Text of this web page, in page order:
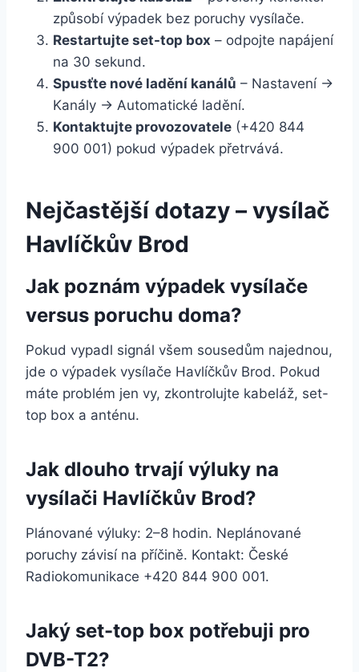
způsobí výpadek bez poruchy vysílače.
Restartujte set-top box – odpojte napájení
na 30 sekund.
Spusťte nové ladění kanálů – Nastavení →
Kanály → Automatické ladění.
Kontaktujte provozovatele (+420 844
900 001) pokud výpadek přetrvává.
Nejčastější dotazy – vysílač
Havlíčkův Brod
Jak poznám výpadek vysílače
versus poruchu doma?
Pokud vypadl signál všem sousedům najednou,
jde o výpadek vysílače Havlíčkův Brod. Pokud
máte problém jen vy, zkontrolujte kabeláž, set-
top box a anténu.
Jak dlouho trvají výluky na
vysílači Havlíčkův Brod?
Plánované výluky: 2–8 hodin. Neplánované
poruchy závisí na příčině. Kontakt: České
Radiokomunikace +420 844 900 001.
Jaký set-top box potřebuji pro
DVB-T2?